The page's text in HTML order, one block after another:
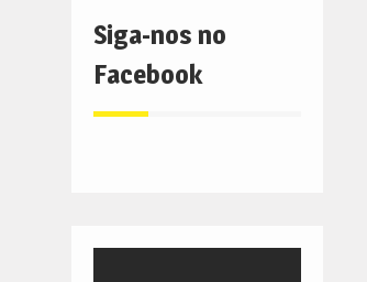
Siga-nos no
Facebook